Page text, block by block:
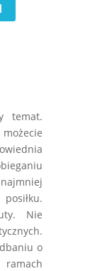
temat.
Nie
o